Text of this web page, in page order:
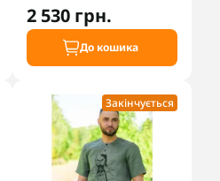
2 530 грн.
До кошика
Закінчується